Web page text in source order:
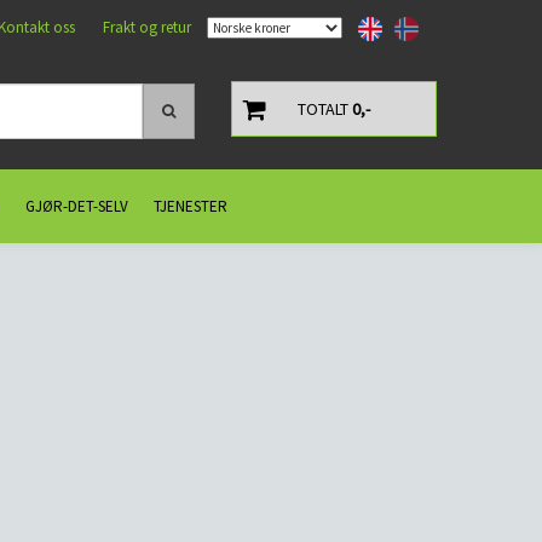
Kontakt oss Frakt og retur
TOTALT0,-
GJØR-DET-SELV TJENESTER